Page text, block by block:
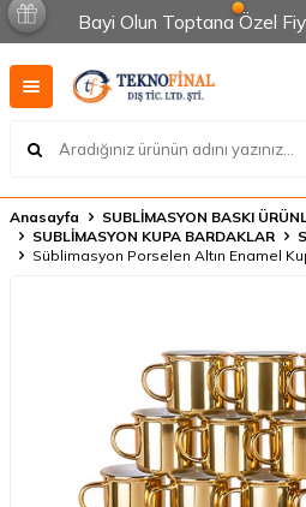
Bayi Olun Toptana Özel
Anasayfa
SUBLİMASYON BASKI
SUBLİMASYON KUPA BARDAKLAR
Süblimasyon Porselen Altın Enamel